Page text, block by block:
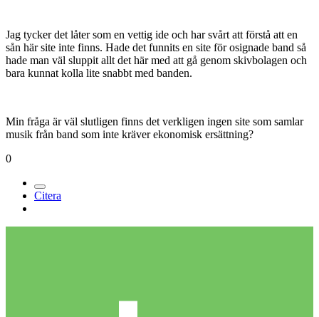
Jag tycker det låter som en vettig ide och har svårt att förstå att en
sån här site inte finns. Hade det funnits en site för osignade band så
hade man väl sluppit allt det här med att gå genom skivbolagen och
bara kunnat kolla lite snabbt med banden.
Min fråga är väl slutligen finns det verkligen ingen site som samlar
musik från band som inte kräver ekonomisk ersättning?
0
Citera